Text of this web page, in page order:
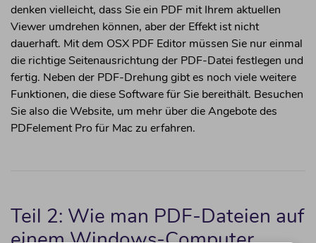
denken vielleicht, dass Sie ein PDF mit Ihrem aktuellen
Viewer umdrehen können, aber der Effekt ist nicht
dauerhaft. Mit dem OSX PDF Editor müssen Sie nur einmal
die richtige Seitenausrichtung der PDF-Datei festlegen und
fertig. Neben der PDF-Drehung gibt es noch viele weitere
Funktionen, die diese Software für Sie bereithält. Besuchen
Sie also die Website, um mehr über die Angebote des
PDFelement Pro für Mac zu erfahren.
Teil 2: Wie man PDF-Dateien auf